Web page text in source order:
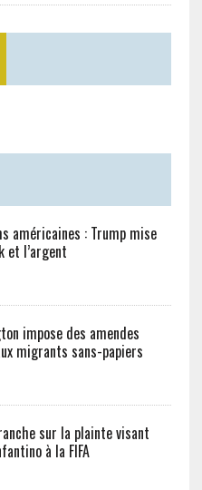
américaines : Trump mise
et l’argent
impose des amendes
migrants sans-papiers
sur la plainte visant
à la FIFA